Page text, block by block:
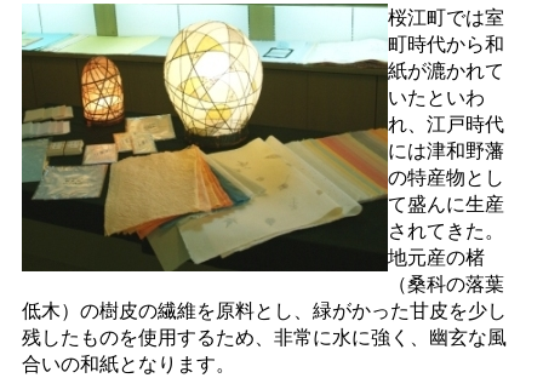
桜江町では室
町時代から和
紙が漉かれて
いたといわ
れ、江戸時代
には津和野藩
の特産物とし
て盛んに生産
されてきた。
地元産の楮
（桑科の落葉
低木）の樹皮の繊維を原料とし、緑がかった甘皮を少し
残したものを使用するため、非常に水に強く、幽玄な風
合いの和紙となります。